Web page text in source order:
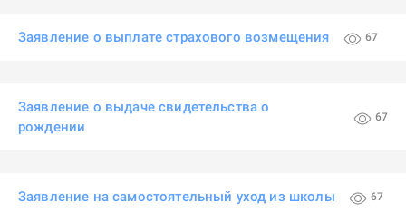
Заявление о выплате страхового возмещения 67
Заявление о выдаче свидетельства о
рождении
67
Заявление на самостоятельный уход из школы 67